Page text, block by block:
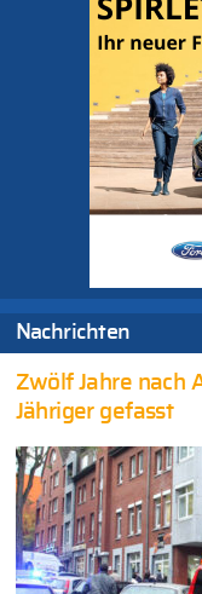
Nachrichten
Zwölf Jahre nach
Jähriger gefasst